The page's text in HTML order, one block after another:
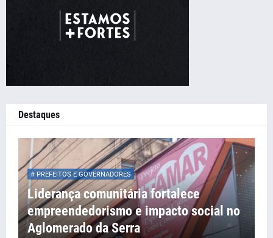
Destaques
# PREFEITOS E GOVERNADORES
Liderança comunitária fortalece
empreendedorismo e impacto social no
Aglomerado da Serra